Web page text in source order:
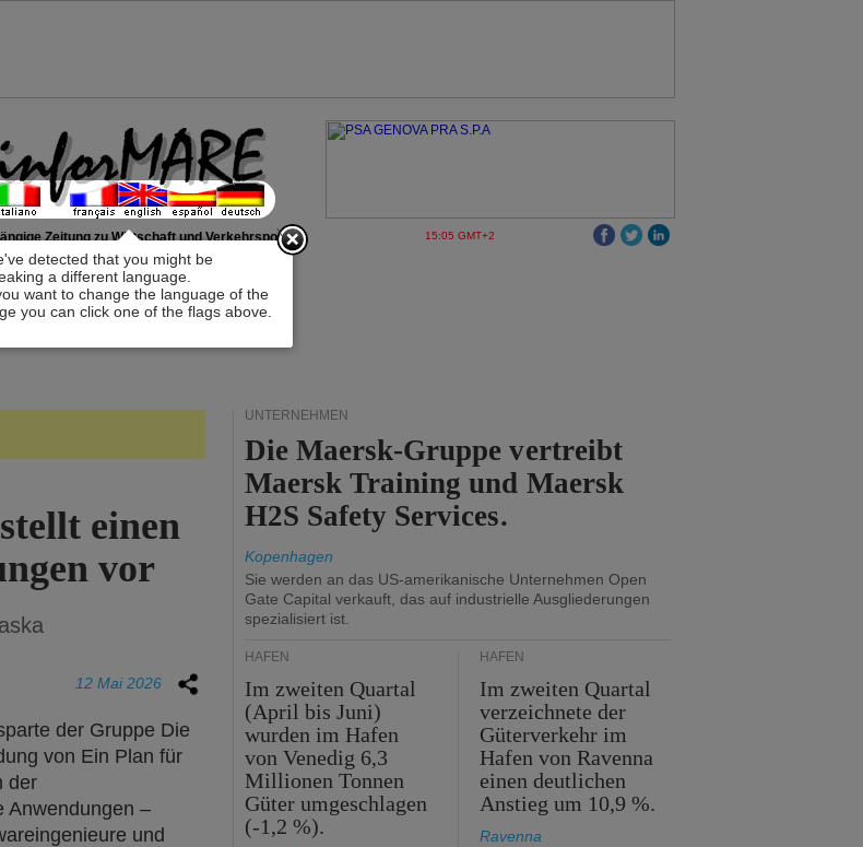
detected that you might be
a different language.
want to change the language of the
you can click one of the flags above.
x
Zeitung zu Wirtschaft und Verkehrspolitik 15:05 GMT+2
einen
vor
12 Mai 2026
der Gruppe Die
von Ein Plan für
der
Anwendungen –
und
UNTERNEHMEN
Die Maersk-Gruppe vertreibt
Maersk Training und Maersk
H2S Safety Services.
Kopenhagen
Sie werden an das US-amerikanische Unternehmen Open
Gate Capital verkauft, das auf industrielle Ausgliederungen
spezialisiert ist.
HÄFEN
Im zweiten Quartal
(April bis Juni)
wurden im Hafen
von Venedig 6,3
Millionen Tonnen
Güter umgeschlagen
(-1,2 %).
HÄFEN
Im zweiten Quartal
verzeichnete der
Güterverkehr im
Hafen von Ravenna
einen deutlichen
Anstieg um 10,9 %.
Ravenna